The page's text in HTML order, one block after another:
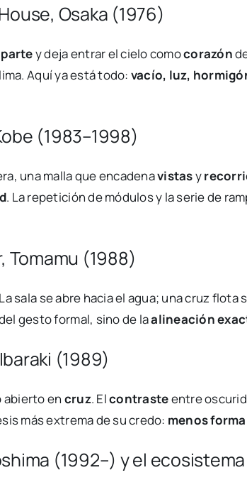
Osaka (1976)
partey deja entrar el cielo comocorazón
Aquí ya está todo: vacío, luz,
(1983–1998)
una malla que encadenavistasy
. La repetición de módulos y la serie de
Tomamu (1988)
sala se abre hacia el agua; una cruz
gesto formal, sino de laalineación
(1989)
abierto en cruz. Elcontrasteentre
más extrema de su credo: menos
(1992–) y el